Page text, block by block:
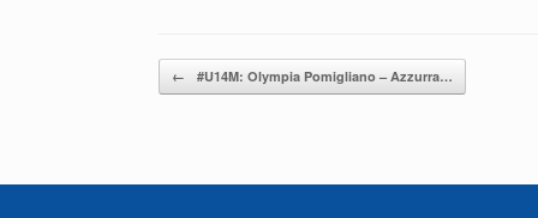
Navigazione articolo
← #U14M: Olympia Pomigliano – Azzurra…